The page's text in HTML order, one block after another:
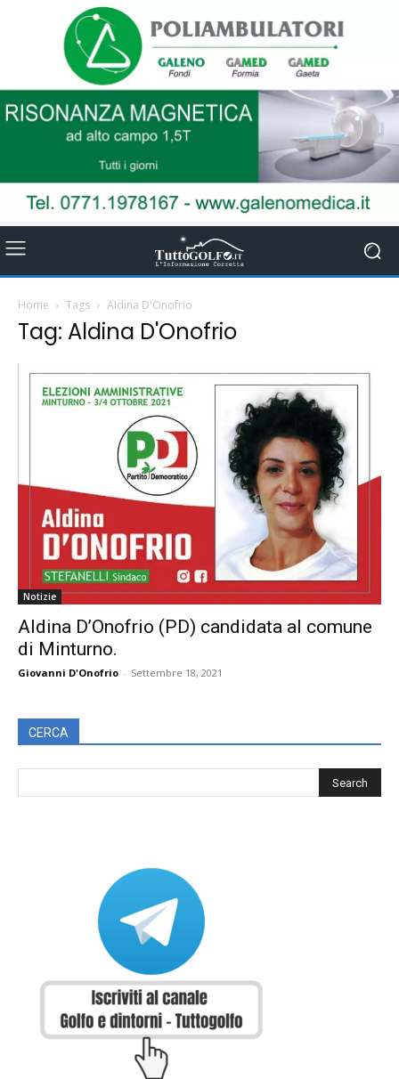
Home Tags Aldina D'Onofrio
Tag: Aldina D'Onofrio
Notizie
Aldina D’Onofrio (PD) candidata al comune
di Minturno.
Giovanni D'Onofrio - Settembre 18, 2021
CERCA